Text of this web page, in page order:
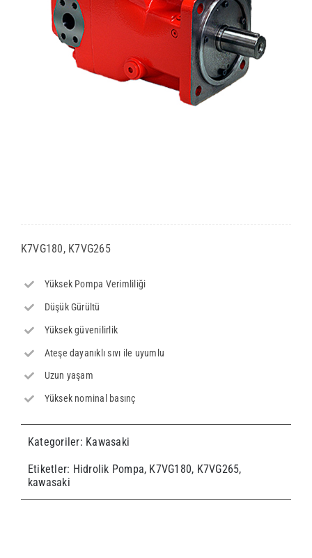
K7VG180, K7VG265
Yüksek Pompa Verimliliği
Düşük Gürültü
Yüksek güvenilirlik
Ateşe dayanıklı sıvı ile uyumlu
Uzun yaşam
Yüksek nominal basınç
Kategoriler: Kawasaki
Etiketler: Hidrolik Pompa, K7VG180, K7VG265,
kawasaki